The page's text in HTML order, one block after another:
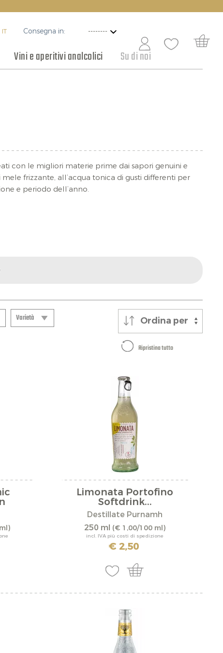
IT Consegna in:
Vini e aperitivi analcolici Su di noi
con le migliori materie prime dai sapori genuini e
frizzante, all’acqua tonica di gusti differenti per
e periodo dell’anno.
Ordina per
Varietà
Ciliegiamedia
Ripristina tutto
Limonata Portofino
Softdrink...
Destillate Purnamh
250 ml (€ 1,00/100 ml)
incl. IVA più costi di spedizione
€ 2,50